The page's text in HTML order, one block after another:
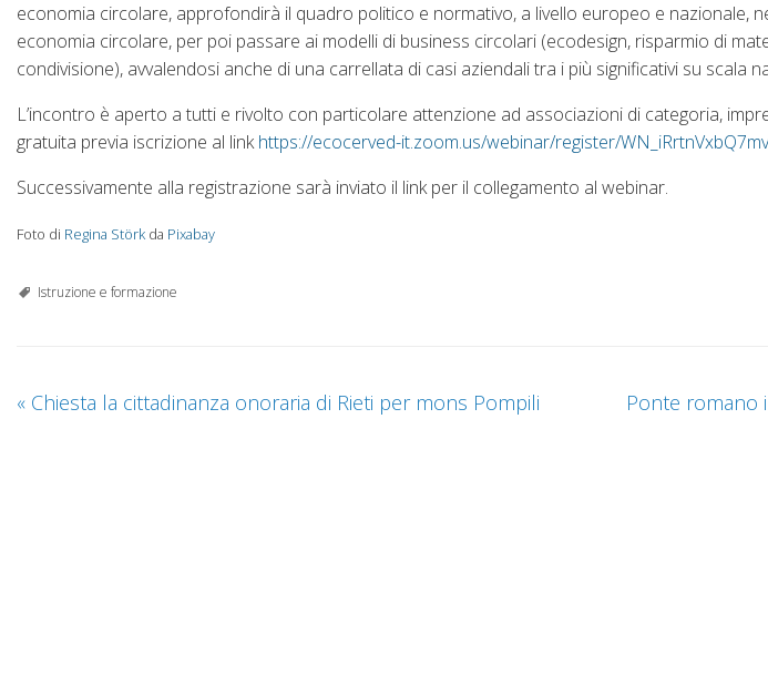
economia circolare, approfondirà il quadro politico e normativo, a livello europeo e nazionale,
economia circolare, per poi passare ai modelli di business circolari (ecodesign, risparmio di
condivisione), avvalendosi anche di una carrellata di casi aziendali tra i più significativi su scala
L’incontro è aperto a tutti e rivolto con particolare attenzione ad associazioni di categoria,
gratuita previa iscrizione al linkhttps://ecocerved-it.zoom.us/webinar/register/
Successivamente alla registrazione sarà inviato il link per il collegamento al webinar.
Foto di Regina Störk da Pixabay
Istruzione e formazione
« Chiesta la cittadinanza onoraria di Rieti per mons Pompili
Ponte romano